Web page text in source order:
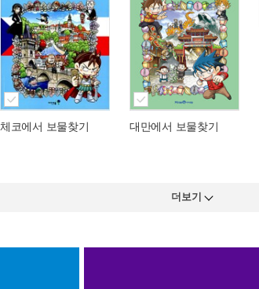
체코에서 보물찾기 대만에서 보물찾기
더보기